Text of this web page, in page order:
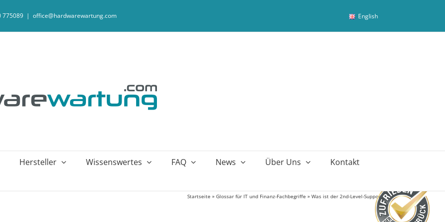
775089 | office@hardwarewartung.com English
Hersteller Wissenswertes FAQ News Über Uns Kontakt
Startseite » Glossar für IT und Finanz-Fachbegriffe » Was ist der 2nd-Level-Support?